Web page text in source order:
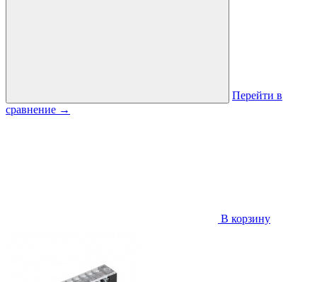
Перейти в
сравнение →
В корзину